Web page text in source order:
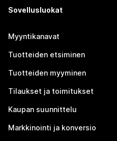
Sovellusluokat
Myyntikanavat
Tuotteiden etsiminen
Tuotteiden myyminen
Tilaukset ja toimitukset
Kaupan suunnittelu
Markkinointi ja konversio